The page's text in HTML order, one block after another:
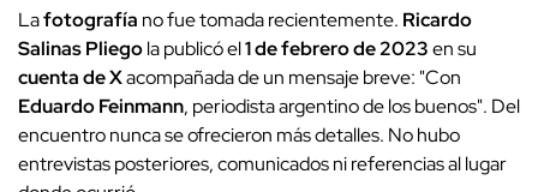
Lafotografía no fue tomada recientemente. Ricardo
Salinas Pliegola publicó el1 de febrero de 2023en su
cuenta de Xacompañada de un mensaje breve: "Con
Eduardo Feinmann, periodista argentino de los buenos". Del
encuentro nunca se ofrecieron más detalles. No hubo
entrevistas posteriores, comunicados ni referencias al lugar